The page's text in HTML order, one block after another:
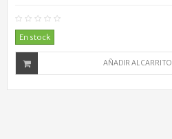
En stock
AÑADIR AL CARRITO